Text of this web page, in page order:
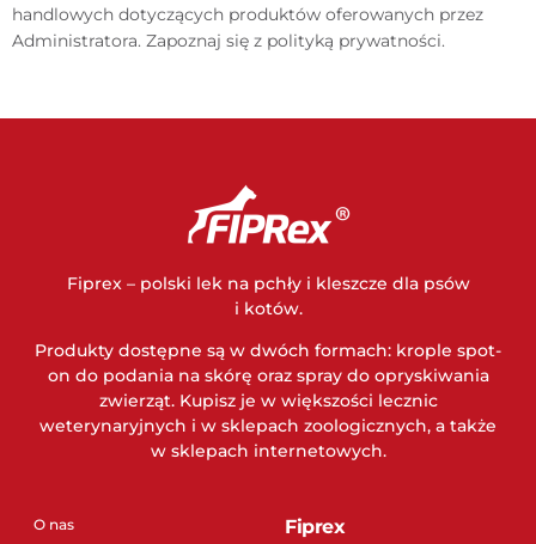
handlowych dotyczących produktów oferowanych przez
Administratora. Zapoznaj się z polityką prywatności.
Fiprex – polski lek na pchły i kleszcze dla psów
i kotów.
Produkty dostępne są w dwóch formach: krople spot-
on do podania na skórę oraz spray do opryskiwania
zwierząt. Kupisz je w większości lecznic
weterynaryjnych i w sklepach zoologicznych, a także
w sklepach internetowych.
O nas
Fiprex